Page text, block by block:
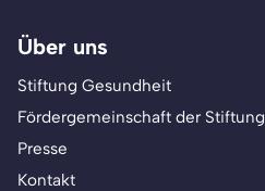
Über uns
Stiftung Gesundheit
Fördergemeinschaft der Stiftung
Presse
Kontakt